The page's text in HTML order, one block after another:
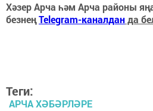
Хәзер Арча һәм Арча районы
безнеңTelegram-каналданда
Теги:
АРЧА ХӘБӘРЛӘРЕ